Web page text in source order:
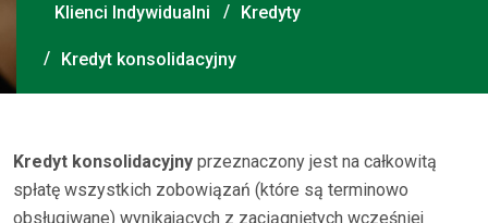
Klienci Indywidualni Kredyty
Kredyt konsolidacyjny
Kredyt konsolidacyjny przeznaczony jest na całkowitą
spłatę wszystkich zobowiązań (które są terminowo
obsługiwane) wynikających z zaciągniętych wcześniej